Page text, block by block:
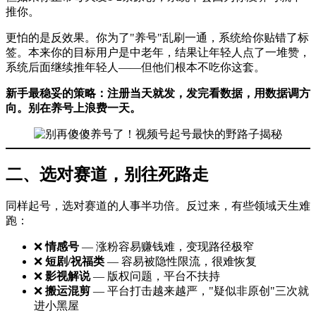
推你。
更怕的是反效果。你为了"养号"乱刷一通，系统给你贴错了标
签。本来你的目标用户是中老年，结果让年轻人点了一堆赞，
系统后面继续推年轻人——但他们根本不吃你这套。
新手最稳妥的策略：注册当天就发，发完看数据，用数据调方
向。别在养号上浪费一天。
二、选对赛道，别往死路走
同样起号，选对赛道的人事半功倍。反过来，有些领域天生难
跑：
❌情感号 — 涨粉容易赚钱难，变现路径极窄
❌ 短剧/祝福类 — 容易被隐性限流，很难恢复
❌ 影视解说— 版权问题，平台不扶持
❌ 搬运混剪 — 平台打击越来越严，"疑似非原创"三次就
进小黑屋